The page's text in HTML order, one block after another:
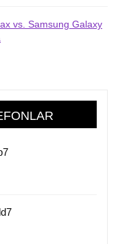
vs. Samsung Galaxy